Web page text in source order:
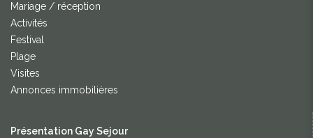
Mariage / réception
Activités
Festival
Plage
Visites
Annonces immobilières
Présentation Gay Sejour